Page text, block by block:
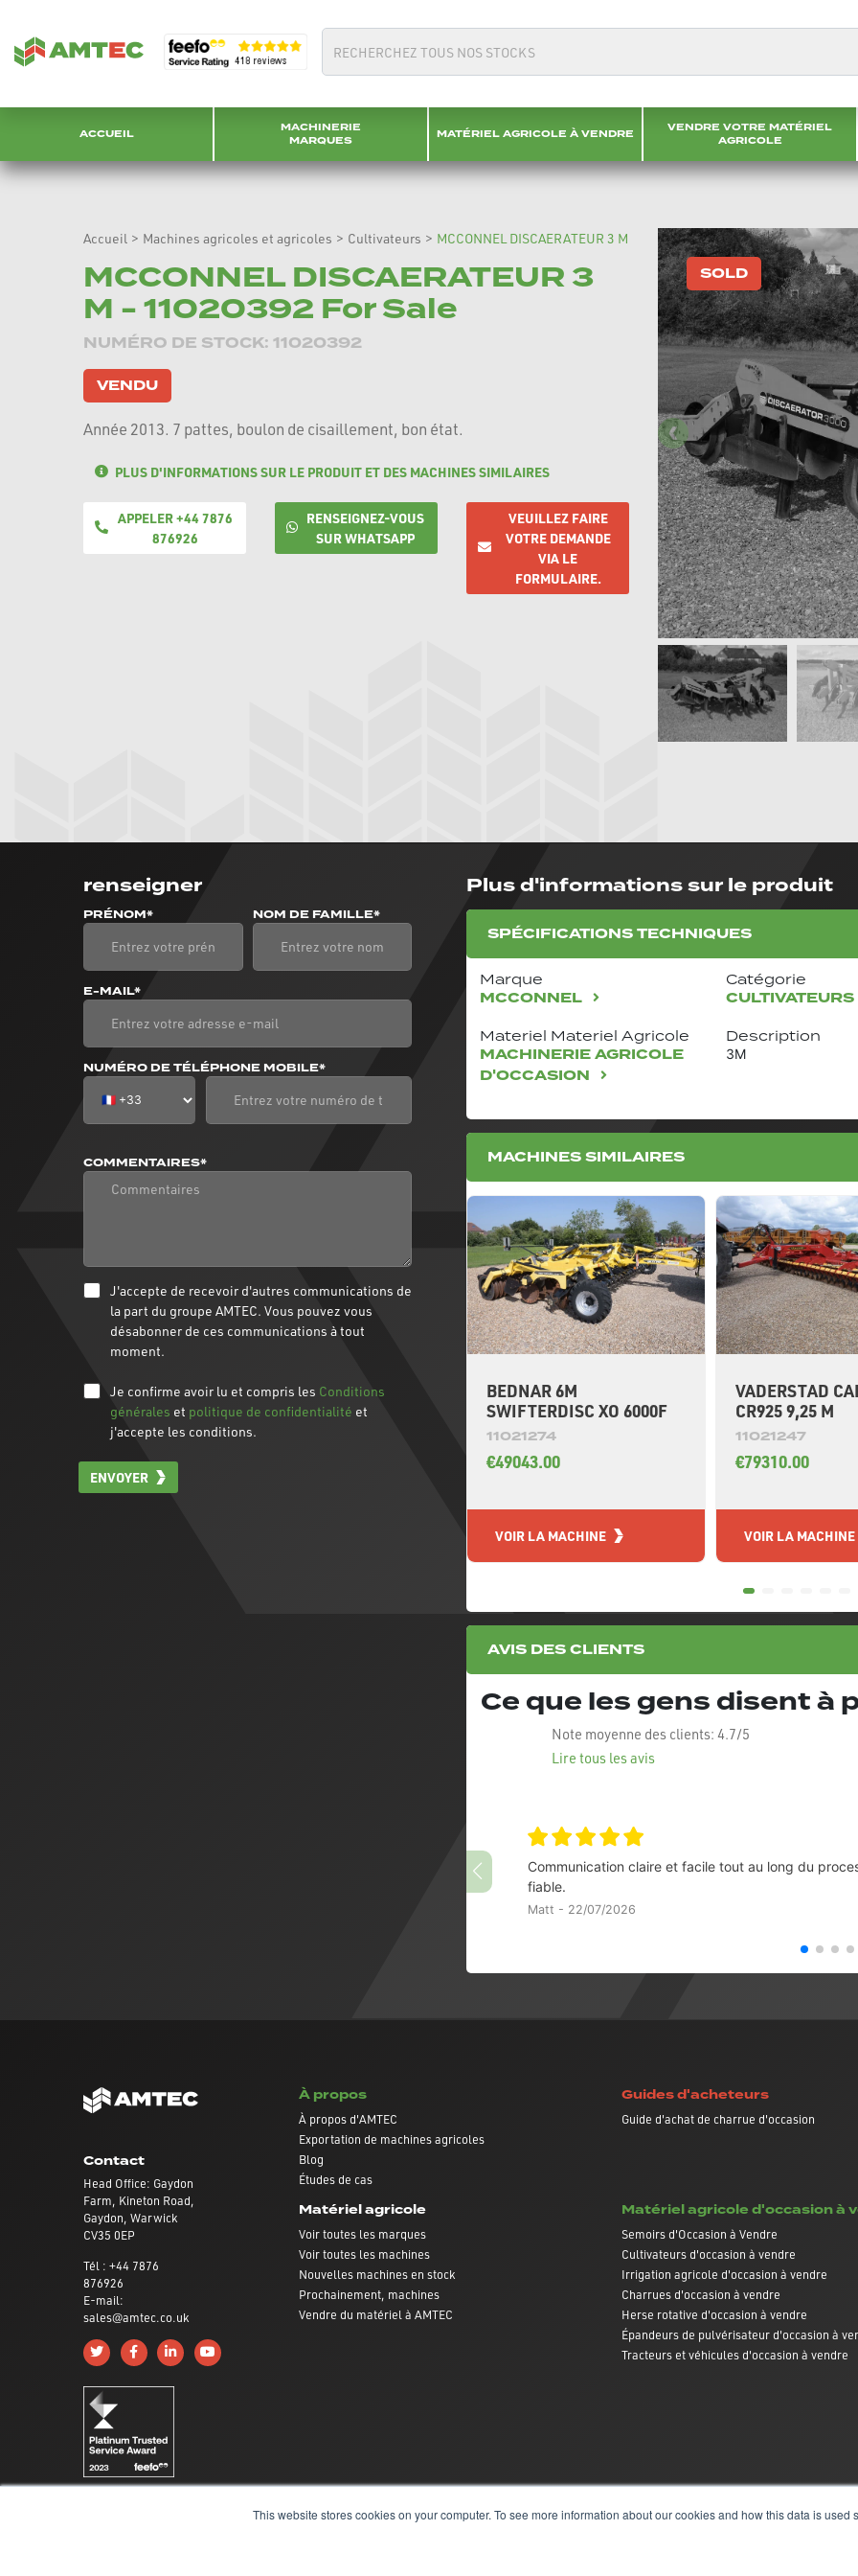
This website stores cookies on your computer. To see more information about our cookies and how this data is used
ACCUEIL
MACHINERIE
MARQUES
MATÉRIEL AGRICOLE À VENDRE
VENDRE VOTRE MATÉRIEL
AGRICOLE
SOLD
Accueil > Machines agricoles et agricoles > Cultivateurs > MCCONNEL DISCAERATEUR 3 M
MCCONNEL DISCAERATEUR 3
M - 11020392 For Sale
NUMÉRO DE STOCK: 11020392
VENDU
Année 2013. 7 pattes, boulon de cisaillement, bon état.
PLUS D'INFORMATIONS SUR LE PRODUIT ET DES MACHINES SIMILAIRES
APPELER +44 7876
876926
RENSEIGNEZ-VOUS
SUR WHATSAPP
VEUILLEZ FAIRE
VOTRE DEMANDE
VIA LE
FORMULAIRE.
renseigner
PRÉNOM* NOM DE FAMILLE*
E-MAIL*
NUMÉRO DE TÉLÉPHONE MOBILE*
COMMENTAIRES*
J'accepte de recevoir d'autres communications de
la part du groupe AMTEC. Vous pouvez vous
désabonner de ces communications à tout
moment.
Je confirme avoir lu et compris les Conditions
générales et politique de confidentialité et
j'accepte les conditions.
ENVOYER
Plus d'informations sur le produit
SPÉCIFICATIONS TECHNIQUES
Marque
MCCONNEL
Catégorie
CULTIVATEURS
Description
3M
Materiel Materiel Agricole
MACHINERIE AGRICOLE
D'OCCASION
MACHINES SIMILAIRES
BEDNAR 6M
SWIFTERDISC XO 6000F
11021274
€49043.00
VOIR LA MACHINE
VADERSTAD
CR925 9,25 M
11021247
€79310.00
VOIR LA MACHINE
AVIS DES CLIENTS
Ce que les gens disent à
Note moyenne des clients: 4.7/5
Lire tous les avis
Communication claire et facile tout au long du
fiable.
Matt - 22/07/2026
Contact
Head Office: Gaydon
Farm, Kineton Road,
Gaydon, Warwick
CV35 0EP
Tél : +44 7876
876926
E-mail:
sales@amtec.co.uk
Follow us on Twitter
Like us on Facebook
Connect with us on Linkedin
Subscribe to us on YouTube
À propos
À propos d'AMTEC
Exportation de machines agricoles
Blog
Études de cas
Guides d'acheteurs
Guide d'achat de charrue d'occasion
Matériel agricole
Voir toutes les marques
Voir toutes les machines
Nouvelles machines en stock
Prochainement, machines
Vendre du matériel à AMTEC
Matériel agricole d'occasion à
Semoirs d'Occasion à Vendre
Cultivateurs d'occasion à vendre
Irrigation agricole d'occasion à vendre
Charrues d'occasion à vendre
Herse rotative d'occasion à vendre
Épandeurs de pulvérisateur d'occasion à
Tracteurs et véhicules d'occasion à vendre